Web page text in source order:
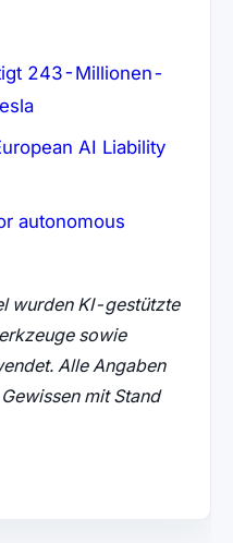
243-Millionen-
AI Liability
autonomous
wurden KI-gestützte
sowie
Alle Angaben
mit Stand